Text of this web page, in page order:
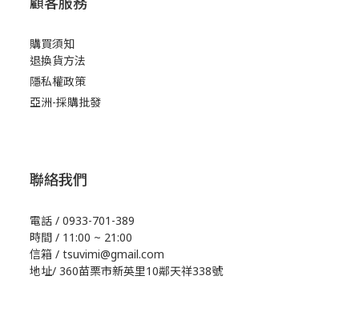
購買須知
退換貨方法
隱私權政策
亞洲-採購批發
聯絡我們
電話 / 0933-701-389
時間 / 11:00 ~ 21:00
信箱 / tsuvimi@gmail.com
地址/ 360苗栗市新英里10鄰天祥338號